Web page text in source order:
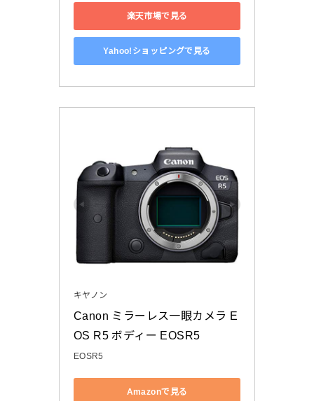
楽天市場で見る
Yahoo!ショッピングで見る
キヤノン
Canon ミラーレス一眼カメラ E
OS R5 ボディー EOSR5
EOSR5
Amazonで見る